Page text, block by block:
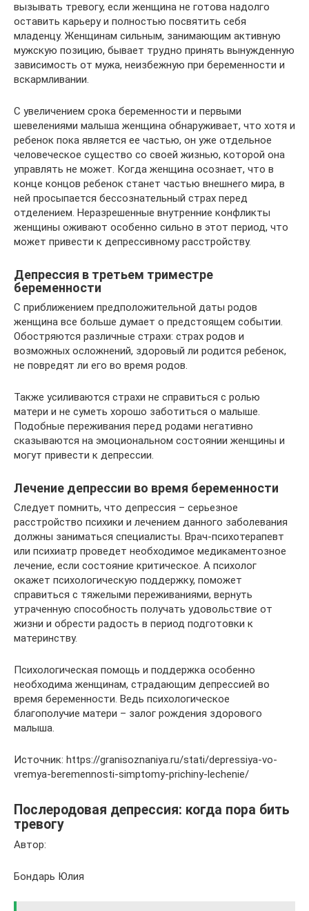
вызывать тревогу, если женщина не готова надолго
оставить карьеру и полностью посвятить себя
младенцу. Женщинам сильным, занимающим активную
мужскую позицию, бывает трудно принять вынужденную
зависимость от мужа, неизбежную при беременности и
вскармливании.
С увеличением срока беременности и первыми
шевелениями малыша женщина обнаруживает, что хотя и
ребенок пока является ее частью, он уже отдельное
человеческое существо со своей жизнью, которой она
управлять не может. Когда женщина осознает, что в
конце концов ребенок станет частью внешнего мира, в
ней просыпается бессознательный страх перед
отделением. Неразрешенные внутренние конфликты
женщины оживают особенно сильно в этот период, что
может привести к депрессивному расстройству.
Депрессия в третьем триместре
беременности
С приближением предположительной даты родов
женщина все больше думает о предстоящем событии.
Обостряются различные страхи: страх родов и
возможных осложнений, здоровый ли родится ребенок,
не повредят ли его во время родов.
Также усиливаются страхи не справиться с ролью
матери и не суметь хорошо заботиться о малыше.
Подобные переживания перед родами негативно
сказываются на эмоциональном состоянии женщины и
могут привести к депрессии.
Лечение депрессии во время беременности
Следует помнить, что депрессия – серьезное
расстройство психики и лечением данного заболевания
должны заниматься специалисты. Врач-психотерапевт
или психиатр проведет необходимое медикаментозное
лечение, если состояние критическое. А психолог
окажет психологическую поддержку, поможет
справиться с тяжелыми переживаниями, вернуть
утраченную способность получать удовольствие от
жизни и обрести радость в период подготовки к
материнству.
Психологическая помощь и поддержка особенно
необходима женщинам, страдающим депрессией во
время беременности. Ведь психологическое
благополучие матери – залог рождения здорового
малыша.
Источник: https://granisoznaniya.ru/stati/depressiya-vo-
vremya-beremennosti-simptomy-prichiny-lechenie/
Послеродовая депрессия: когда пора бить
тревогу
Автор:
Бондарь Юлия